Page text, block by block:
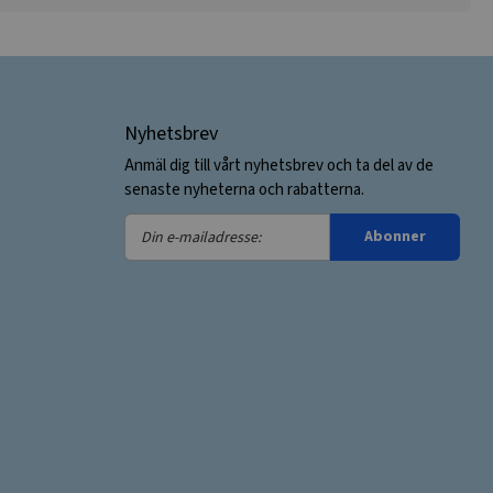
Nyhetsbrev
Anmäl dig till vårt nyhetsbrev och ta del av de
senaste nyheterna och rabatterna.
Din
e-
Abonner